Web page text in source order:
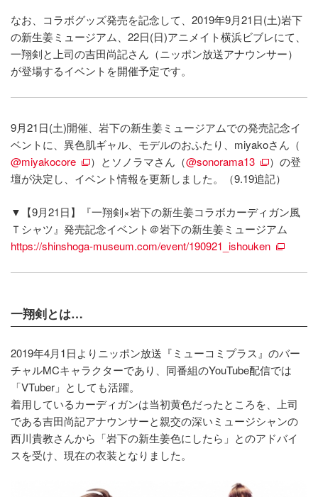
なお、コラボグッズ発売を記念して、2019年9月21日(土)岩下
の新生姜ミュージアム、22日(日)アニメイト横浜ビブレにて、
一翔剣と上司の吉田尚記さん（ニッポン放送アナウンサー）
が登場するイベントを開催予定です。
9月21日(土)開催、岩下の新生姜ミュージアムでの発売記念イ
ベントに、異色肌ギャル、モデルのおふたり、miyakoさん（
@miyakocore
）とソノラマさん（@sonorama13
）の登
壇が決定し、イベント情報を更新しました。（9.19追記）
▼【9月21日】『一翔剣×岩下の新生姜コラボカーディガン風
Ｔシャツ』発売記念イベント＠岩下の新生姜ミュージアム
https://shinshoga-museum.com/event/190921_ishouken
一翔剣とは…
2019年4月1日よりニッポン放送『ミューコミプラス』のバー
チャルMCキャラクターであり、同番組のYouTube配信では
「VTuber」としても活躍。
着用しているカーディガンは当初黄色だったところを、上司
である吉田尚記アナウンサーと親交の深いミュージシャンの
西川貴教さんから「岩下の新生姜色にしたら」とのアドバイ
スを受け、現在の衣装となりました。